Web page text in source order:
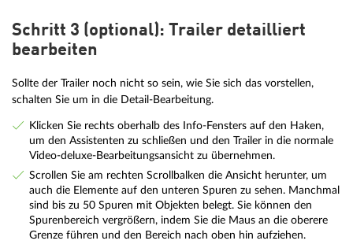
Schritt 3 (optional): Trailer detailliert
bearbeiten
Sollte der Trailer noch nicht so sein, wie Sie sich das vorstellen,
schalten Sie um in die Detail-Bearbeitung.
Klicken Sie rechts oberhalb des Info-Fensters auf den Haken,
um den Assistenten zu schließen und den Trailer in die normale
Video-deluxe-Bearbeitungsansicht zu übernehmen.
Scrollen Sie am rechten Scrollbalken die Ansicht herunter, um
auch die Elemente auf den unteren Spuren zu sehen. Manchmal
sind bis zu 50 Spuren mit Objekten belegt. Sie können den
Spurenbereich vergrößern, indem Sie die Maus an die oberere
Grenze führen und den Bereich nach oben hin aufziehen.